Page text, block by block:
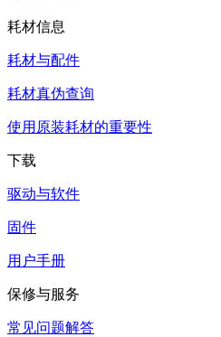
耗材信息
耗材与配件
耗材真伪查询
使用原装耗材的重要性
下载
驱动与软件
固件
用户手册
保修与服务
常见问题解答